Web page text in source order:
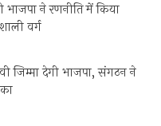
भाजपा ने रणनीति में किया
वर्ग
जिम्मा देगी भाजपा, संगठन ने